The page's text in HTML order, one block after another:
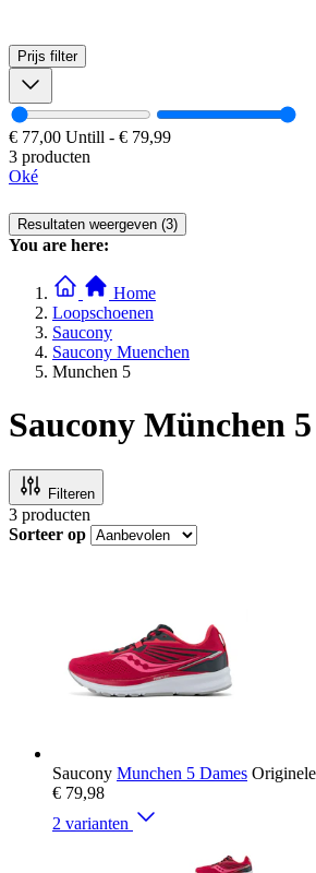
Prijs filter
€ 77,00 Untill - € 79,99
3 producten
Oké
Resultaten weergeven (3)
You are here:
Home
Loopschoenen
Saucony
Saucony Muenchen
Munchen 5
Saucony München 5
Filteren
3 producten
Sorteer op
Saucony Munchen 5 Dames
€ 79,98
2 varianten